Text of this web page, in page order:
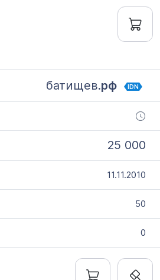
батищев.рф IDN
25 000
11.11.2010
50
0